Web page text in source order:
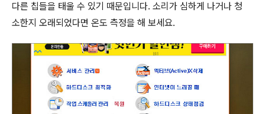
다른 칩들을 태울 수 있기 때문입니다. 소리가 심하게 나거나 청
소한지 오래되었다면 온도 측정을 해 보세요.